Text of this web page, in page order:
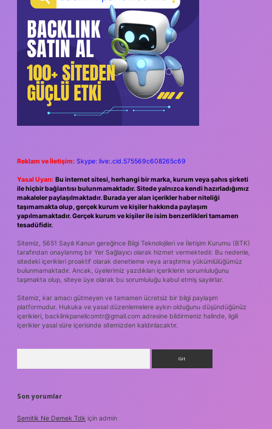
Reklam ve İletişim: Skype: live:.cid.575569c608265c69
Yasal Uyarı: Bu internet sitesi, herhangi bir marka, kurum veya şahıs şirketi
ile hiçbir bağlantısı bulunmamaktadır. Sitede yalnızca kendi hazırladığımız
makaleler paylaşılmaktadır. Burada yer alan içerikler haber niteliği
taşımamakta olup, gerçek kurum ve kişiler hakkında paylaşım
yapılmamaktadır. Gerçek kurum ve kişiler ile isim benzerlikleri tamamen
tesadüfidir.
Sitemiz, 5651 Sayılı Kanun gereğince Bilgi Teknolojileri ve İletişim Kurumu (BTK)
tarafından onaylanmış bir Yer Sağlayıcı olarak hizmet vermektedir. Bu nedenle,
sitedeki içerikleri proaktif olarak denetleme veya araştırma yükümlülüğümüz
bulunmamaktadır. Ancak, üyelerimiz yazdıkları içeriklerin sorumluluğunu
taşımakta olup, siteye üye olarak bu sorumluluğu kabul etmiş sayılırlar.
Sitemiz, kar amacı gütmeyen ve tamamen ücretsiz bir bilgi paylaşım
platformudur. Hukuka ve yasal düzenlemelere aykırı olduğunu düşündüğünüz
içerikleri, backlinkpanelicomtr@gmail.com adresine bildirmeniz halinde, ilgili
içerikler yasal süre içerisinde sitemizden kaldırılacaktır.
Son yorumlar
Semitik Ne Demek Tdk için admin